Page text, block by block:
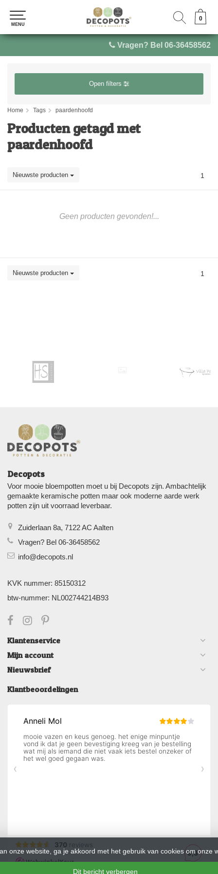
Vragen? Bel 06-36458562
0
MENU
0
MENU
Open filters
Home Tags paardenhoofd
Producten getagd met
paardenhoofd
Nieuwste producten 1
Geen producten gevonden!...
Nieuwste producten 1
Decopots
Voor mooie bloempotten moet u bij Decopots zijn. Ambachtelijk
gemaakte keramische potten maar ook moderne aarde werk
potten zijn uit voorraad leverbaar.
Zuiderlaan 8a, 7122 AC Aalten
Vragen? Bel 06-36458562
info@decopots.nl
KVK nummer: 85150312
btw-nummer: NL002744214B93
Klantenservice
Mijn account
Nieuwsbrief
Klantbeoordelingen
onze website, ga je akkoord met het gebruik van cookies om onze
Dit bericht verbergen